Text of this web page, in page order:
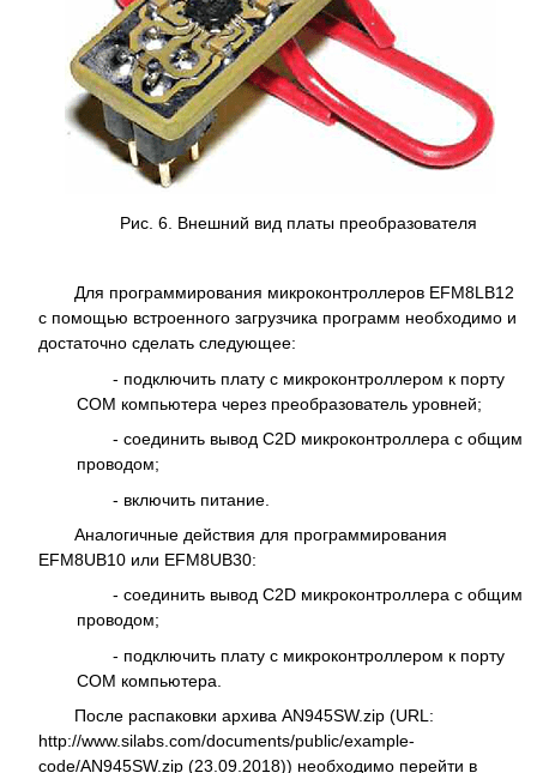
Рис. 6. Внешний вид платы преобразователя
Для программирования микроконтроллеров EFM8LB12
с помощью встроенного загрузчика программ необходимо и
достаточно сделать следующее:
- подключить плату с микроконтроллером к порту
СОМ компьютера через преобразователь уровней;
- соединить вывод C2D микроконтроллера с общим
проводом;
- включить питание.
Аналогичные действия для программирования
EFM8UB10 или EFM8UB30:
- соединить вывод C2D микроконтроллера с общим
проводом;
- подключить плату с микроконтроллером к порту
СОМ компьютера.
После распаковки архива AN945SW.zip (URL:
http://www.silabs.com/documents/public/example-
code/AN945SW.zip (23.09.2018)) необходимо перейти в